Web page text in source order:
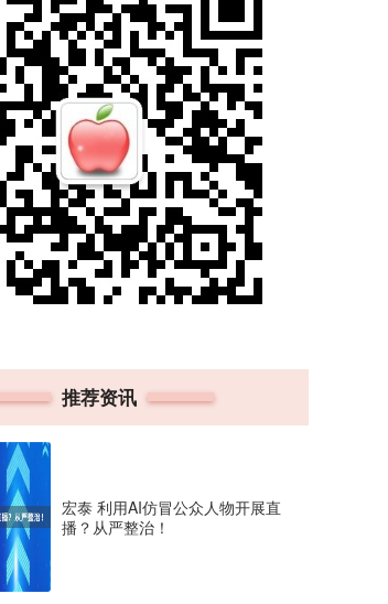
推荐资讯
宏泰 利用AI仿冒公众人物开展直
播？从严整治！